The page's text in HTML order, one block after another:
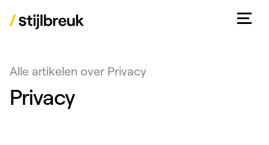
Alle artikelen over Privacy
Privacy